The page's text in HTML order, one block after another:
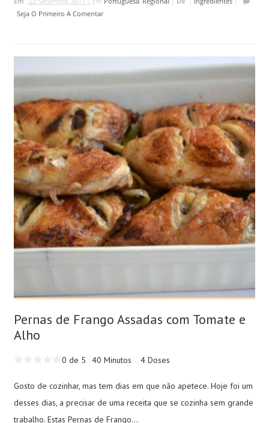
Seja O Primeiro A Comentar
Pernas de Frango Assadas com Tomate e
Alho
0 de 5 40 Minutos 4 Doses
Gosto de cozinhar, mas tem dias em que não apetece. Hoje foi um
desses dias, a precisar de uma receita que se cozinha sem grande
trabalho. Estas Pernas de Frango...